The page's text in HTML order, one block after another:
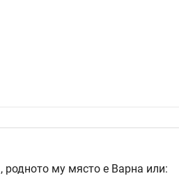
родното му място е Варна или: